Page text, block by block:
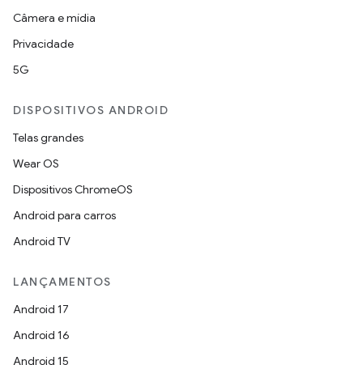
Câmera e mídia
Privacidade
5G
DISPOSITIVOS ANDROID
Telas grandes
Wear OS
Dispositivos ChromeOS
Android para carros
Android TV
LANÇAMENTOS
Android 17
Android 16
Android 15